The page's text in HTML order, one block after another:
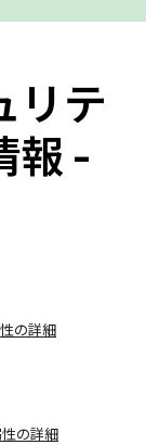
リテ
報 -
の詳細
の詳細